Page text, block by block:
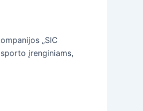
„SIC
įrenginiams,